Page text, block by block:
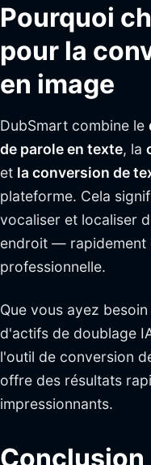
Pourquoi
pour la
en image
DubSmart combine le
de parole en texte, la
et la conversion de
plateforme. Cela
vocaliser et localiser
endroit — rapidement
professionnelle.
Que vous ayez
d'actifs de doublage
l'outil de conversion
offre des résultats
impressionnants.
Conclusion